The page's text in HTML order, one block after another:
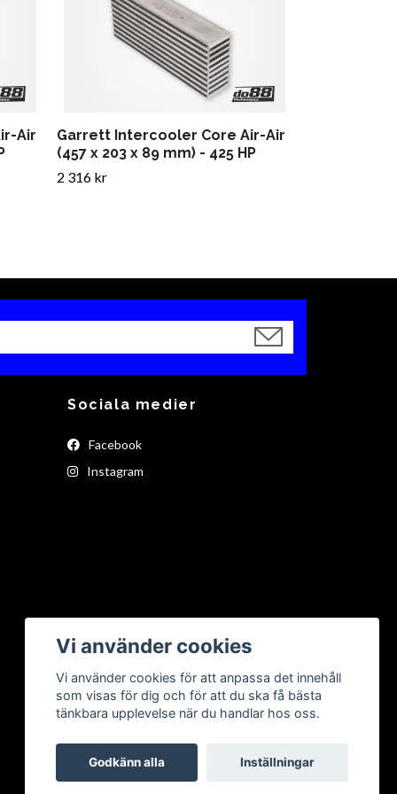
Air
Garrett Intercooler Core Air-Air
(457 x 203 x 89 mm) - 425 HP
2 316 kr
Sociala medier
Facebook
Instagram
Vi använder cookies
Vi använder cookies för att anpassa det innehåll
som visas för dig och för att du ska få bästa
tänkbara upplevelse när du handlar hos oss.
Godkänn alla Inställningar